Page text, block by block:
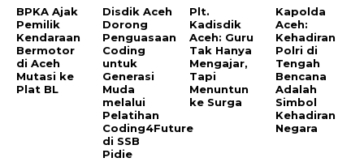
BPKA Ajak
Pemilik
Kendaraan
Bermotor
di Aceh
Mutasi ke
Plat BL
Disdik Aceh
Dorong
Penguasaan
Coding
untuk
Generasi
Muda
melalui
Pelatihan
Coding4Future
di SSB
Pidie
Plt.
Kadisdik
Aceh: Guru
Tak Hanya
Mengajar,
Tapi
Menuntun
ke Surga
Kapolda
Aceh:
Kehadiran
Polri di
Tengah
Bencana
Adalah
Simbol
Kehadiran
Negara